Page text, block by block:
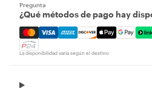
Pregunta
¿Qué métodos de pago hay
Mastercard, Visa, Amex,
La disponibilidad varía según el destino